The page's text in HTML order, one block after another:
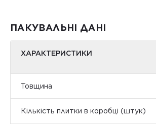
ПАКУВАЛЬНІ ДАНІ
ХАРАКТЕРИСТИКИ
Товщина
Кількість плитки в коробці (штук)